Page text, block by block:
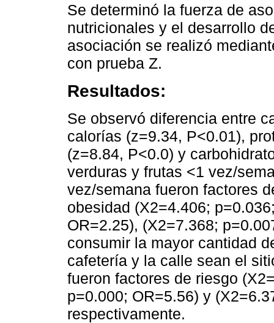
Se determinó la fuerza de
nutricionales y el desarrollo
asociación se realizó
con prueba Z.
Resultados:
Se observó diferencia entre
calorías (z=9.34, P<0.01),
(z=8.84, P<0.0) y
verduras y frutas <1 vez/
vez/semana fueron factores
obesidad (X2=4.406;
OR=2.25), (X2=7.368;
consumir la mayor cantidad
cafetería y la calle sean el
fueron factores de riesgo
p=0.000; OR=5.56) y
respectivamente.